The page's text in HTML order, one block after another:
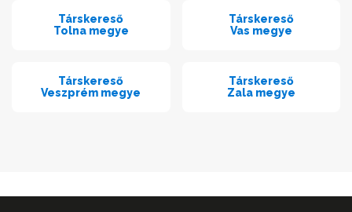
Társkereső
Tolna megye
Társkereső
Vas megye
Társkereső
Veszprém megye
Társkereső
Zala megye